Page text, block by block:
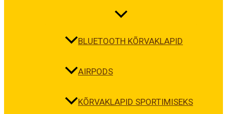
BLUETOOTH KÕRVAKLAPID
AIRPODS
KÕRVAKLAPID SPORTIMISEKS